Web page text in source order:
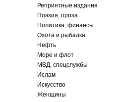
Репринтные издания
Поэзия, проза
Политика, финансы
Охота и рыбалка
Нефть
Море и флот
МВД, спецслужбы
Ислам
Искусство
Женщины